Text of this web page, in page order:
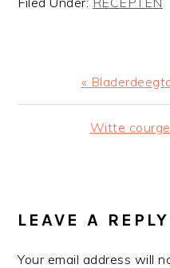
Previous
Post:
«
Next
Witte
LEAVE A REPLY
Your email address will